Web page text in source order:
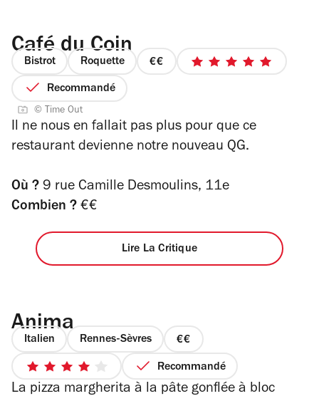
Café du Coin
Bistrot Roquette
prix
5
Recommandé
© Time Out
Il ne nous en fallait pas plus pour que ce
restaurant devienne notre nouveau QG.
Où ? 9 rue Camille Desmoulins, 11e
Combien ? €€
Lire La Critique
Anima
Italien Rennes-Sèvres
prix
2
sur
4
sur
Recommandé
La pizza margherita à la pâte gonflée à bloc